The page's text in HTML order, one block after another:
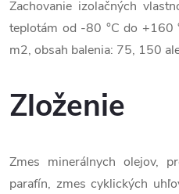
Zachovanie izolačných
teplotám od -80 °C do +160
m2, obsah balenia: 75, 150
Zloženie
Zmes minerálnych olejov,
parafín, zmes cyklických